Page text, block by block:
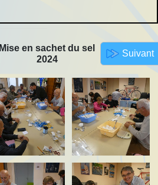
Mise en sachet du sel
2024
Suivant